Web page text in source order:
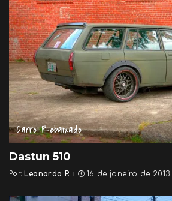
Carro Rebaixado
Dastun 510
Posted
Por: Leonardo P. 16 de janeiro de 2013